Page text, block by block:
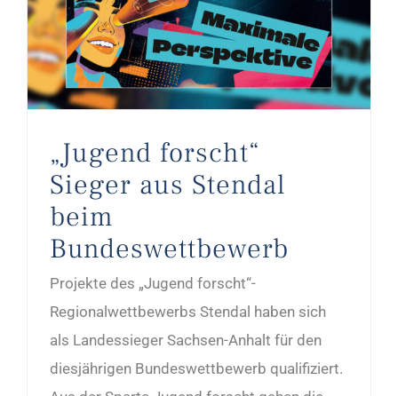
„Jugend forscht“
Sieger aus Stendal
beim
Bundeswettbewerb
Projekte des „Jugend forscht“-
Regionalwettbewerbs Stendal haben sich
als Landessieger Sachsen-Anhalt für den
diesjährigen Bundeswettbewerb qualifiziert.